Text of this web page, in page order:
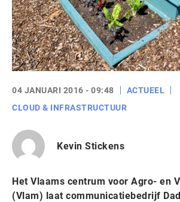
04 JANUARI 2016 - 09:48
ACTUEEL
CLOUD & INFRASTRUCTUUR
Kevin Stickens
Het Vlaams centrum voor Agro- en
(Vlam) laat communicatiebedrijf